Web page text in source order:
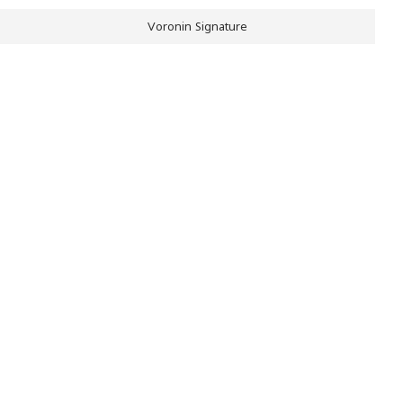
Voronin Signature